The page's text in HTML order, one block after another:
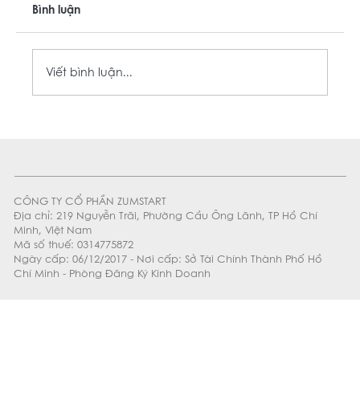
Bình luận
Viết bình luận...
CÔNG TY CỔ PHẦN ZUMSTART
Địa chỉ: 219 Nguyễn Trãi, Phường Cầu Ông Lãnh, TP Hồ Chí
Minh, Việt Nam
Mã số thuế: 0314775872
Ngày cấp: 06/12/2017 - Nơi cấp: Sở Tài Chính Thành Phố Hồ
Chí Minh - Phòng Đăng Ký Kinh Doanh